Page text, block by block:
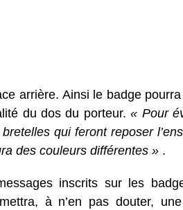
arrière. Ainsi le badge
du dos du porteur.« Pour
qui feront reposer
des couleurs différentes » .
inscrits sur les
à n’en pas douter,